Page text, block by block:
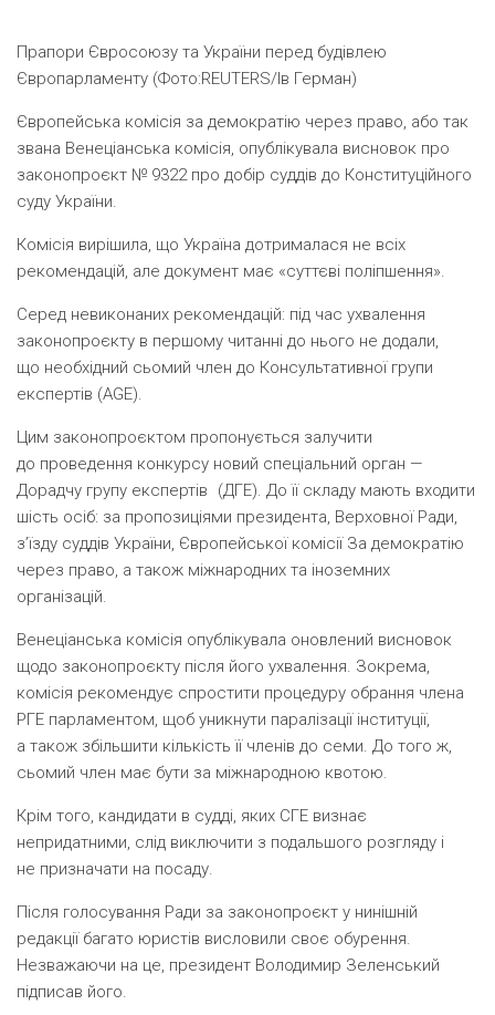
Прапори Євросоюзу та України перед будівлею
Європарламенту (Фото:REUTERS/Ів Герман)
Європейська комісія за демократію через право, або так
звана Венеціанська комісія, опублікувала висновок про
законопроєкт № 9322 про добір суддів до Конституційного
суду України.
Комісія вирішила, що Україна дотрималася не всіх
рекомендацій, але документ має «суттєві поліпшення».
Серед невиконаних рекомендацій: під час ухвалення
законопроєкту в першому читанні до нього не додали,
що необхідний сьомий член до Консультативної групи
експертів(AGE).
Цим законопроєктом пропонується залучити
до проведення конкурсу новий спеціальний орган —
Дорадчу групу експертів
(ДГЕ). До її складу мають входити
шість осіб: за пропозиціями президента, Верховної Ради,
з’їзду суддів України, Європейської комісії За демократію
через право, а також міжнародних та іноземних
організацій.
Венеціанська комісія опублікувала оновлений висновок
щодо законопроєкту після його ухвалення. Зокрема,
комісія рекомендує спростити процедуру обрання члена
РГЕ парламентом, щоб уникнути паралізації інституції,
а також збільшити кількість її членів до семи. До того ж,
сьомий член має бути за міжнародною квотою.
Крім того, кандидати в судді, яких СГЕ визнає
непридатними, слід виключити з подальшого розгляду і
не призначати на посаду.
Після голосування Ради за законопроєкт у нинішній
редакції багато юристів висловили своє обурення.
Незважаючи на це, президент Володимир Зеленський
підписав його.